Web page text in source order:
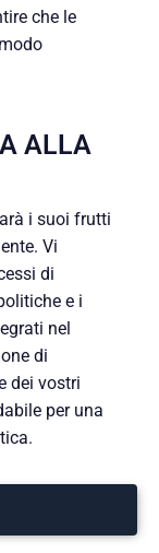
che le
ALLA
i suoi frutti
Vi
di
e i
nel
di
dei vostri
per una